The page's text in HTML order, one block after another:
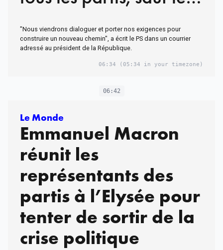
RN et LFI
"Nous viendrons dialoguer et porter nos exigences pour
construire un nouveau chemin", a écrit le PS dans un courrier
adressé au président de la République.
06:34 (05:34 in your timezone)
06:42
Le Monde
Emmanuel Macron
réunit les
représentants des
partis à l’Elysée pour
tenter de sortir de la
crise politique